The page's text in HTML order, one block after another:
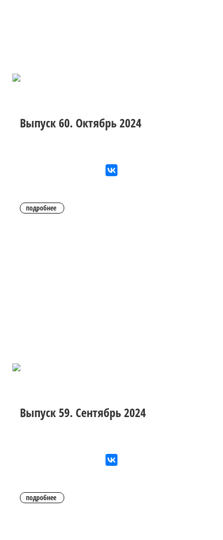
Выпуск 60. Октябрь 2024
подробнее
Выпуск 59. Сентябрь 2024
подробнее